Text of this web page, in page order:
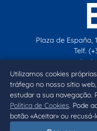
Utilizamos cookies
tráfego no nosso sítio
estudar a sua navegação.
Política de Cookies. Pode
botão «Aceitar» ou
Plaza de España,
Telf.
Inicio Aviso legal